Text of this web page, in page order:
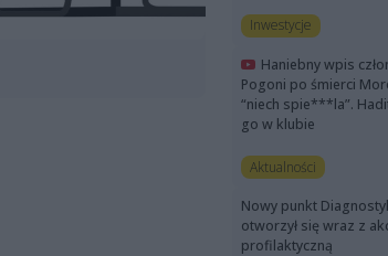
Inwestycje
Haniebny wpis
Pogoni po śmierci
“niech spie***la”.
go w klubie
Aktualności
Nowy punkt
otworzył się wraz z
profilaktyczną